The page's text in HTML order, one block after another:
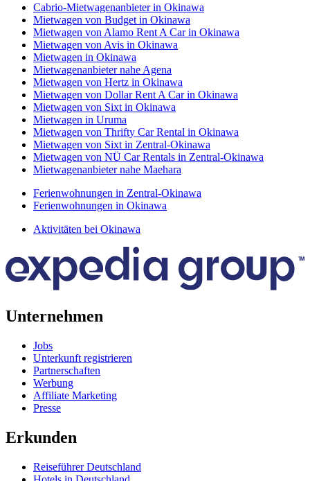
Cabrio-Mietwagenanbieter in Okinawa
Mietwagen von Budget in Okinawa
Mietwagen von Alamo Rent A Car in Okinawa
Mietwagen von Avis in Okinawa
Mietwagen in Okinawa
Mietwagenanbieter nahe Agena
Mietwagen von Hertz in Okinawa
Mietwagen von Dollar Rent A Car in Okinawa
Mietwagen von Sixt in Okinawa
Mietwagen in Uruma
Mietwagen von Thrifty Car Rental in Okinawa
Mietwagen von Sixt in Zentral-Okinawa
Mietwagen von NÜ Car Rentals in Zentral-Okinawa
Mietwagenanbieter nahe Maehara
Ferienwohnungen in Zentral-Okinawa
Ferienwohnungen in Okinawa
Aktivitäten bei Okinawa
Unternehmen
Jobs
Unterkunft registrieren
Partnerschaften
Werbung
Affiliate Marketing
Presse
Erkunden
Reiseführer Deutschland